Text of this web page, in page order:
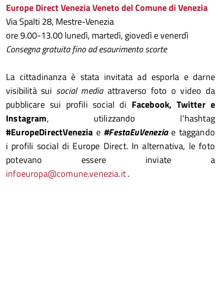
Europe Direct Venezia Veneto del Comune di Venezia
Via Spalti 28, Mestre-Venezia
ore 9.00-13.00 lunedì, martedì, giovedì e venerdì
Consegna gratuita fino ad esaurimento scorte
La cittadinanza è stata invitata ad esporla e darne
visibilità sui social mediaattraverso foto o video da
pubblicare sui profili social di Facebook, Twitter e
Instagram, utilizzando l'hashtag
#EuropeDirectVenezia e #FestaEuVeneziae taggando
i profili social di Europe Direct. In alternativa, le foto
potevano essere inviate a
infoeuropa@comune.venezia.it.